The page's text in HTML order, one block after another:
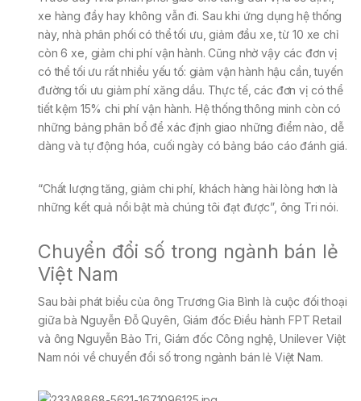
xe hàng đầy hay không vẫn đi. Sau khi ứng dụng hệ thống
này, nhà phân phối có thể tối ưu, giảm đầu xe, từ 10 xe chỉ
còn 6 xe, giảm chi phí vận hành. Cũng nhờ vậy các đơn vị
có thể tối ưu rất nhiều yếu tố: giảm vận hành hậu cần, tuyến
đường tối ưu giảm phí xăng dầu. Thực tế, các đơn vị có thể
tiết kệm 15% chi phí vận hành. Hệ thống thông minh còn có
những bảng phân bổ để xác định giao những điểm nào, dễ
dàng và tự động hóa, cuối ngày có bảng báo cáo đánh giá.
“Chất lượng tăng, giảm chi phí, khách hàng hài lòng hơn là
những kết quả nổi bật mà chúng tôi đạt được”, ông Tri nói.
Chuyển đổi số trong ngành bán lẻ
Việt Nam
Sau bài phát biểu của ông Trương Gia Bình là cuộc đối thoại
giữa bà Nguyễn Đỗ Quyên, Giám đốc Điều hành FPT Retail
và ông Nguyễn Bảo Tri, Giám đốc Công nghệ, Unilever Việt
Nam nói về chuyển đổi số trong ngành bán lẻ Việt Nam.